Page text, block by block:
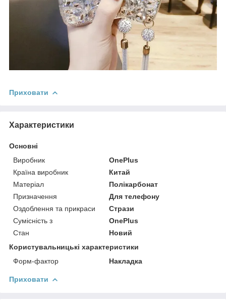
Приховати
Характеристики
Основні
Виробник
OnePlus
Країна виробник
Китай
Матеріал
Полікарбонат
Призначення
Для телефону
Оздоблення та прикраси
Стрази
Сумісність з
OnePlus
Стан
Новий
Користувальницькі характеристики
Форм-фактор
Накладка
Приховати